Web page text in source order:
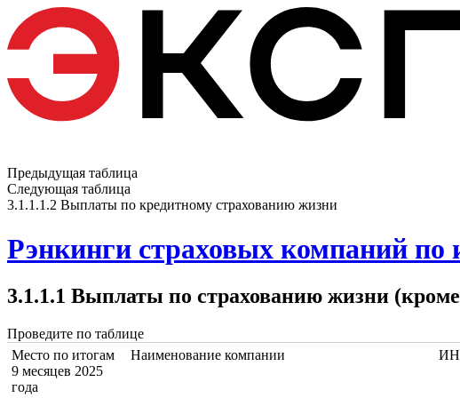
Предыдущая таблица
Следующая таблица
3.1.1.1.2 Выплаты по кредитному страхованию жизни
Рэнкинги страховых компаний по
3.1.1.1 Выплаты по страхованию жизни
Проведите по таблице
Место по итогам
9 месяцев 2025
года
Наименование компании